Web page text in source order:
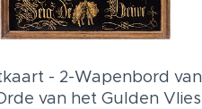
- 2-Wapenbord van
van het Gulden Vlies